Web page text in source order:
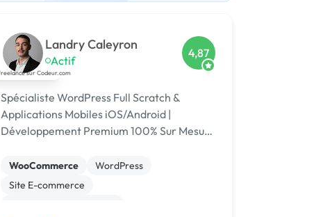
Landry Caleyron
Actif
4,87
Spécialiste WordPress Full Scratch &
Applications Mobiles iOS/Android |
Développement Premium 100% Sur Mesure
réinvente. Et maintenant, je l'emmène dans
votre poche
WooCommerce
WordPress
Site E-commerce